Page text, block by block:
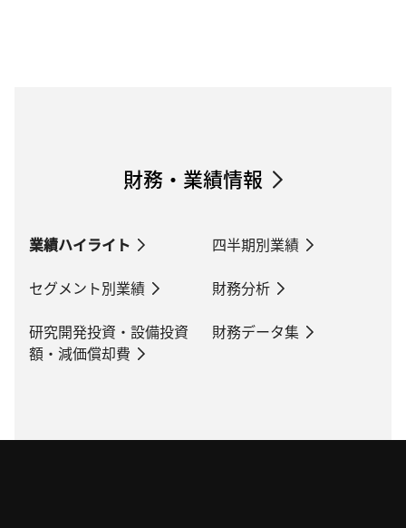
財務・業績情報
業績ハイライト
四半期別業績
セグメント別業績
財務分析
研究開発投資・設備投資
額・減価償却費
財務データ集